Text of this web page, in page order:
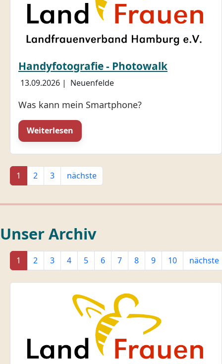
Handyfotografie - Photowalk
13.09.2026 | Neuenfelde
Was kann mein Smartphone?
Weiterlesen
1 2 3 nächste
Unser Archiv
1 2 3 4 5 6 7 8 9 10 nächste